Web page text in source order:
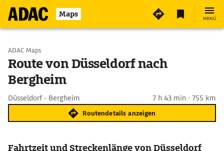
Maps MENÜ
Start wählen
Ziel eingeben
ADAC Maps
Route von Düsseldorf nach
Bergheim
Düsseldorf - Bergheim 7 h 43 min · 755 km
Routendetails anzeigen
Fahrtzeit und Streckenlänge von Düsseldorf